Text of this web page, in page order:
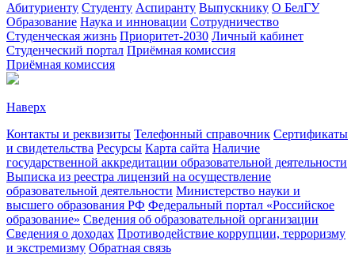
Абитуриенту Студенту Аспиранту Выпускнику О БелГУ
Образование Наука и инновации Сотрудничество
Студенческая жизнь Приоритет-2030 Личный кабинет
Студенческий портал Приёмная комиссия
Приёмная комиссия
Наверх
Контакты и реквизиты Телефонный справочник Сертификаты
и свидетельства Ресурсы Карта сайта Наличие
государственной аккредитации образовательной деятельности
Выписка из реестра лицензий на осуществление
образовательной деятельности Министерствo науки и
высшего образования РФ Федеральный портал «Российское
образование» Сведения об образовательной организации
Сведения о доходах Противодействие коррупции, терроризму
и экстремизму Обратная связь